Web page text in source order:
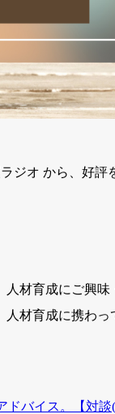
ジオ から、好評
人材育成にご興味
材育成に携わっ
ドバイス。【対談